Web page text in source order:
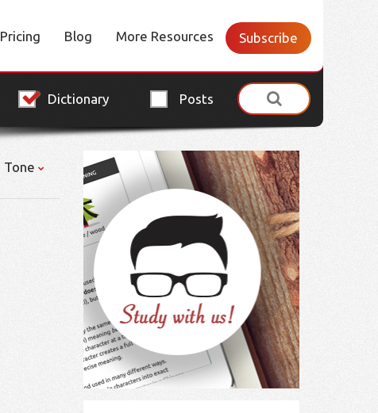
Pricing Blog More Resources Subscribe
Dictionary Posts
Tone